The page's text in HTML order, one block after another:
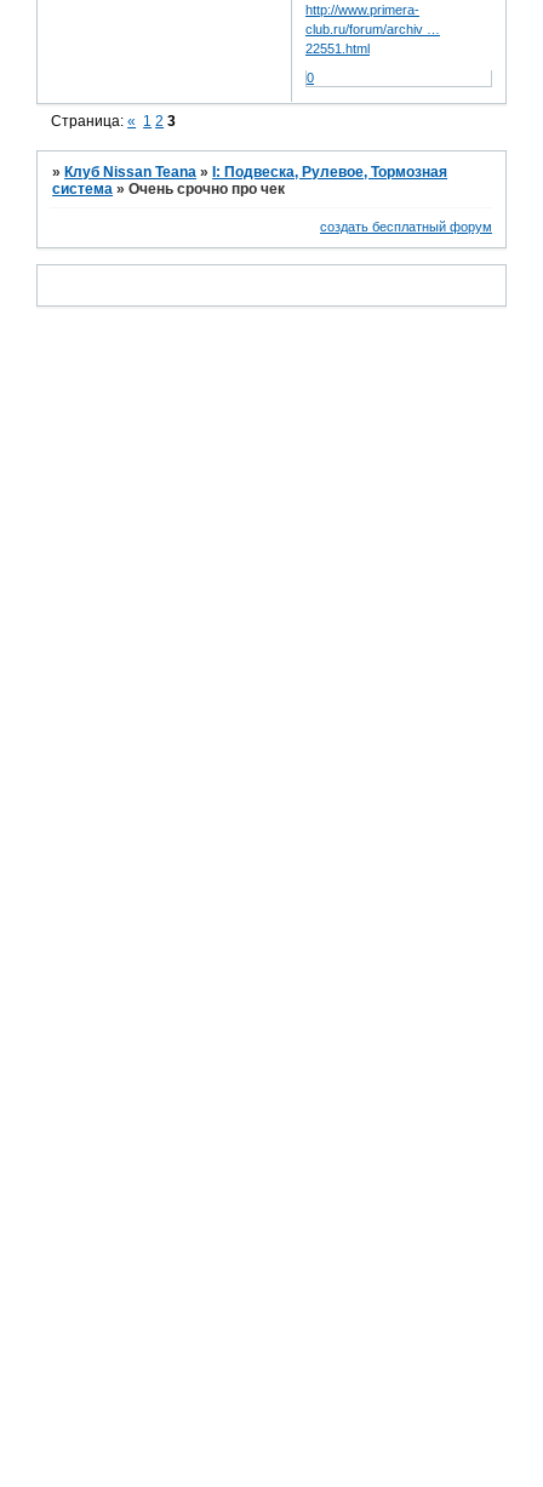
http://www.primera-
club.ru/forum/archiv …
22551.html
0
Страница:« 1 2 3
»Клуб Nissan Teana »I: Подвеска, Рулевое, Тормозная
система »Очень срочно про чек
создать бесплатный форум